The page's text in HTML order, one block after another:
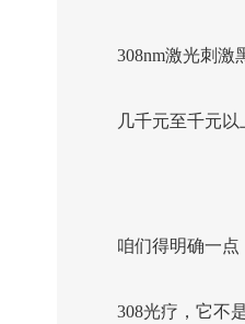
308nm激光刺激
几千元至千元以
咱们得明确一点
308光疗，它不